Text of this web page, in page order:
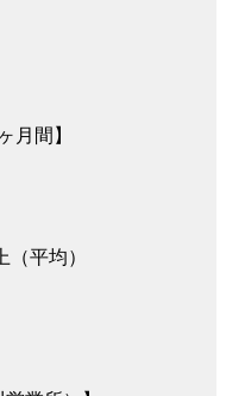
月間】
（平均）